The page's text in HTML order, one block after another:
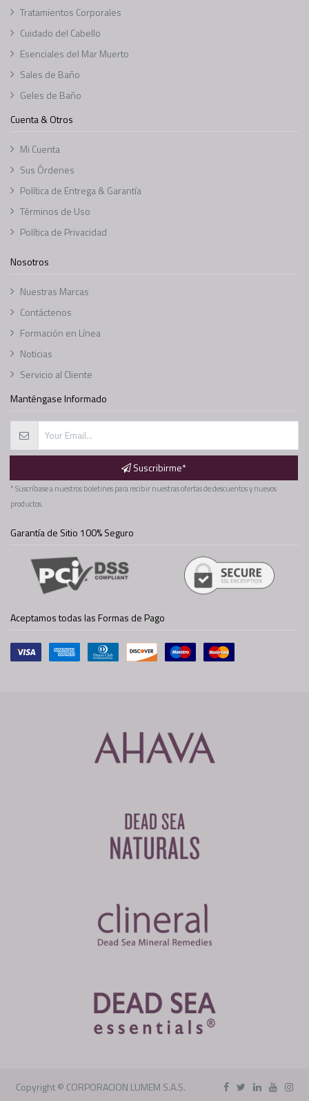
Tratamientos Corporales
Cuidado del Cabello
Esenciales del Mar Muerto
Sales de Baño
Geles de Baño
Cuenta & Otros
Mi Cuenta
Sus Órdenes
Política de Entrega & Garantía
Términos de Uso
Política de Privacidad
Nosotros
Nuestras Marcas
Contáctenos
Formación en Línea
Noticias
Servicio al Cliente
Manténgase Informado
Suscribirme*
* Suscríbase a nuestros boletines para recibir nuestras ofertas de descuentos y nuevos
productos.
Garantía de Sitio 100% Seguro
Aceptamos todas las Formas de Pago
Copyright © CORPORACION LUMEM S.A.S.